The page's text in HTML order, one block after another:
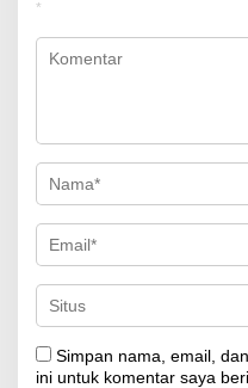
*
Simpan nama, email,
ini untuk komentar saya